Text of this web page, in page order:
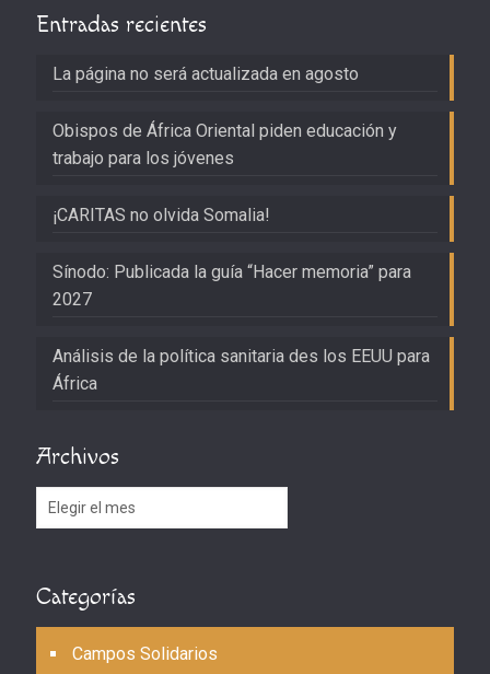
Entradas recientes
La página no será actualizada en agosto
Obispos de África Oriental piden educación y
trabajo para los jóvenes
¡CARITAS no olvida Somalia!
Sínodo: Publicada la guía “Hacer memoria” para
2027
Análisis de la política sanitaria des los EEUU para
África
Archivos
Archivos
Categorías
Campos Solidarios